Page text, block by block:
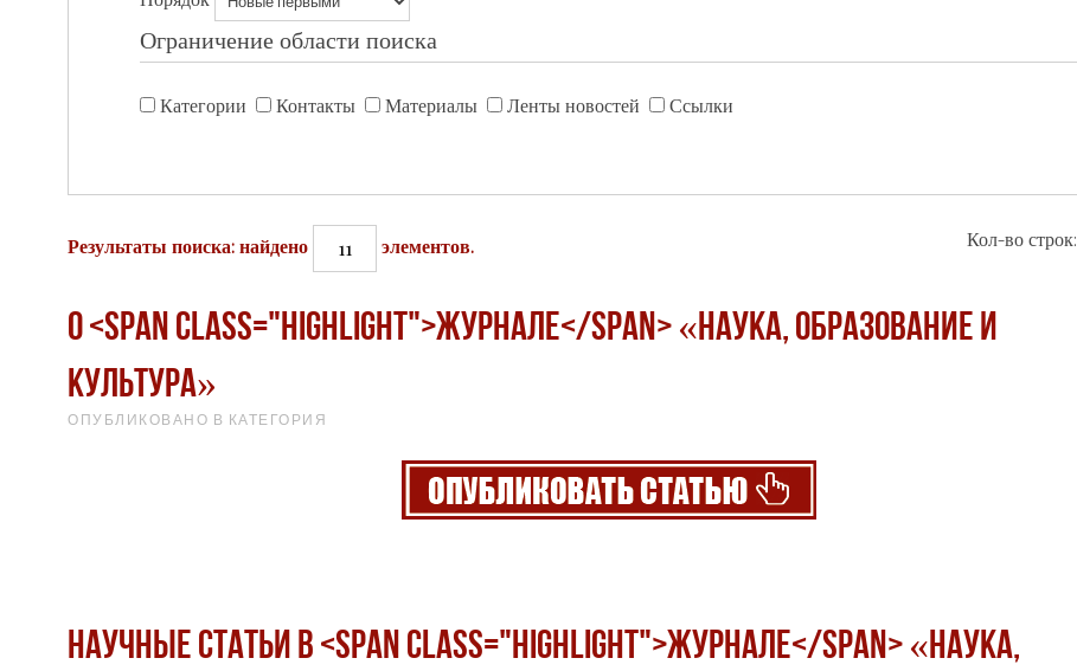
Ограничение области поиска
Категории Контакты Материалы Ленты новостей Ссылки
Результаты поиска: найдено 11 элементов. Кол-во строк:
О <span class="highlight">журнале</span> «Наука, образование и
культура»
ОПУБЛИКОВАНО В КАТЕГОРИЯ
Научные статьи в <span class="highlight">журнале</span> «Наука,